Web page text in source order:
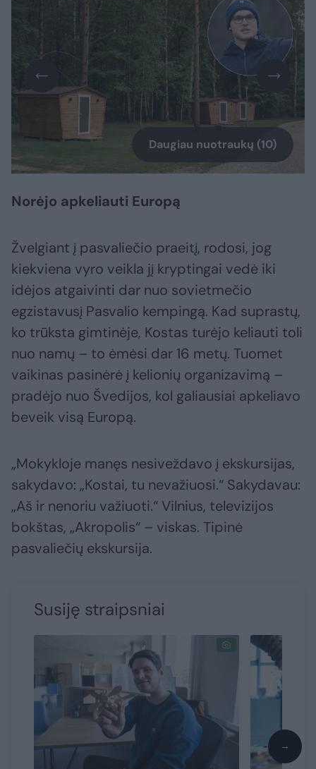
Daugiau nuotraukų (10)
Norėjo apkeliauti Europą
Žvelgiant į pasvaliečio praeitį, rodosi, jog
kiekviena vyro veikla jį kryptingai vedė iki
idėjos atgaivinti dar nuo sovietmečio
egzistavusį Pasvalio kempingą. Kad suprastų,
ko trūksta gimtinėje, Kostas turėjo keliauti toli
nuo namų – to ėmėsi dar 16 metų. Tuomet
vaikinas pasinėrė į kelionių organizavimą –
pradėjo nuo Švedijos, kol galiausiai apkeliavo
beveik visą Europą.
„Mokykloje manęs nesiveždavo į ekskursijas,
sakydavo: „Kostai, tu nevažiuosi.“ Sakydavau:
„Aš ir nenoriu važiuoti.“ Vilnius, televizijos
bokštas, „Akropolis“ – viskas. Tipinė
pasvaliečių ekskursija.
Susiję straipsniai
→